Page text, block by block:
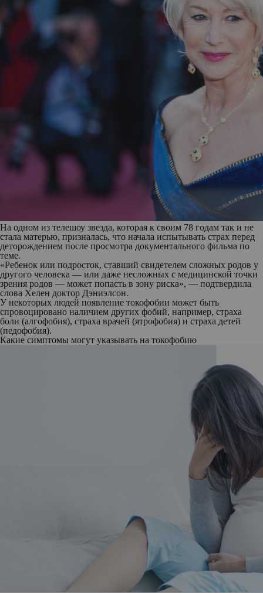
На одном из телешоу звезда, которая к своим 78 годам так и не
стала матерью, призналась, что начала испытывать страх перед
деторождением после просмотра документального фильма по
теме.
«Ребенок или подросток, ставший свидетелем сложных родов у
другого человека — или даже несложных с медицинской точки
зрения родов — может попасть в зону риска», — подтвердила
слова Хелен доктор Дэниэлсон.
У некоторых людей появление токофобии может быть
спровоцировано наличием других фобий, например, страха
боли (алгофобия), страха врачей (ятрофобия) и страха детей
(педофобия).
Какие симптомы могут указывать на токофобию